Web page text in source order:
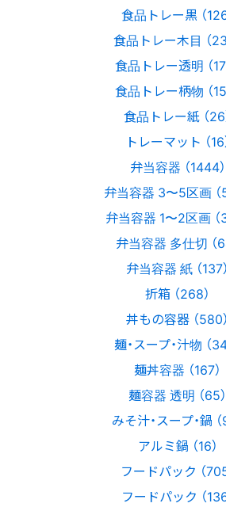
食品トレー黒 （126
食品トレー木目 （
食品トレー透明 （
食品トレー柄物 （
食品トレー紙 （26
トレーマット （16
弁当容器 （1444）
弁当容器 3〜5区画 （
弁当容器 1〜2区画 （
弁当容器 多仕切 （
弁当容器 紙 （137）
折箱 （268）
丼もの容器 （580）
麺・スープ・汁物 （
麺丼容器 （167）
麺容器 透明 （65）
みそ汁・スープ・鍋 （
アルミ鍋 （16）
フードパック （705
フードパック （136